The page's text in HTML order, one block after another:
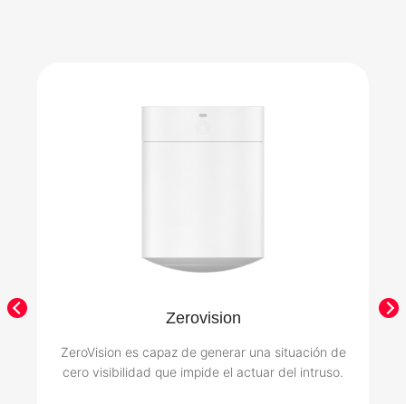
Zerovision
ZeroVision es capaz de generar una situación de
cero visibilidad que impide el actuar del intruso.